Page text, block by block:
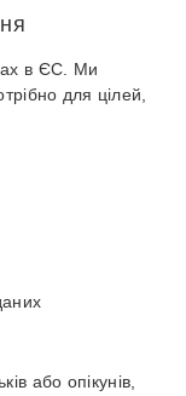
в ЄС. Ми
для цілей,
або опікунів,